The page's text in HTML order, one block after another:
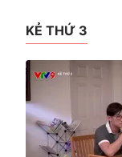
KẺ THỨ 3